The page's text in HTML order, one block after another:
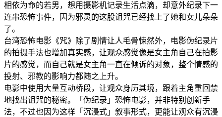
相依为命的若男，想用摄影机记录生活点滴，却意外纪录下一
连串恐怖事件，因为邪灵的这股诅咒已经找上了她和女儿朵朵
了。
台湾恐怖电影《咒》除了剧情让人毛骨悚然外，电影伪纪录片
的拍摄手法也增加真实感，让观众感觉像是女主角自己在拍影
片的感觉，而自己就是女主角一直在倾诉的对象，整个情感的
投射、邪教的影响力都随之上升。
电影中使用大量互动桥段，让观众身历其境，跟着主角重回禁
地找出诅咒的秘密。「伪纪录」恐怖电影，并非特别创新手
法，不过也因为这样「沉浸式」叙事形式，更能让观众有沉浸